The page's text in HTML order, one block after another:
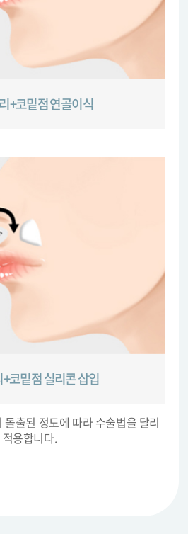
+코밑점 연골이식
코밑점 실리콘 삽입
돌출된 정도에 따라 수술법을 달리
적용합니다.